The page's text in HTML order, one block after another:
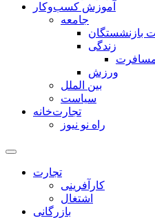
آموزش کسب‌وکار
جامعه
بازنشستگان
زندگی
ورزش
بین الملل
سیاست
تجارت‌خانه
راه نو نیوز
تجارت
کارآفرینی
اشتغال
بازرگانی